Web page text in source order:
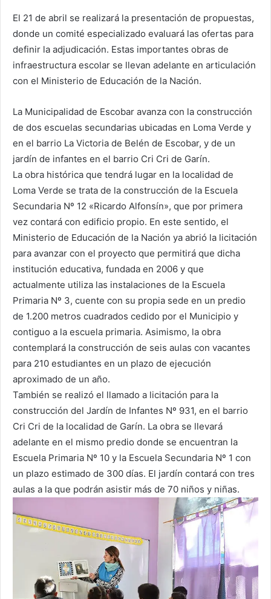
El 21 de abril se realizará la presentación de propuestas,
donde un comité especializado evaluará las ofertas para
definir la adjudicación. Estas importantes obras de
infraestructura escolar se llevan adelante en articulación
con el Ministerio de Educación de la Nación.
La Municipalidad de Escobar avanza con la construcción
de dos escuelas secundarias ubicadas en Loma Verde y
en el barrio La Victoria de Belén de Escobar, y de un
jardín de infantes en el barrio Cri Cri de Garín.
La obra histórica que tendrá lugar en la localidad de
Loma Verde se trata de la construcción de la Escuela
Secundaria Nº 12 «Ricardo Alfonsín», que por primera
vez contará con edificio propio. En este sentido, el
Ministerio de Educación de la Nación ya abrió la licitación
para avanzar con el proyecto que permitirá que dicha
institución educativa, fundada en 2006 y que
actualmente utiliza las instalaciones de la Escuela
Primaria Nº 3, cuente con su propia sede en un predio
de 1.200 metros cuadrados cedido por el Municipio y
contiguo a la escuela primaria. Asimismo, la obra
contemplará la construcción de seis aulas con vacantes
para 210 estudiantes en un plazo de ejecución
aproximado de un año.
También se realizó el llamado a licitación para la
construcción del Jardín de Infantes Nº 931, en el barrio
Cri Cri de la localidad de Garín. La obra se llevará
adelante en el mismo predio donde se encuentran la
Escuela Primaria Nº 10 y la Escuela Secundaria Nº 1 con
un plazo estimado de 300 días. El jardín contará con tres
aulas a la que podrán asistir más de 70 niños y niñas.